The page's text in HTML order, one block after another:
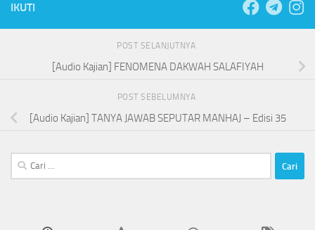
IKUTI
POST SELANJUTNYA
[Audio Kajian] FENOMENA DAKWAH SALAFIYAH
POST SEBELUMNYA
[Audio Kajian] TANYA JAWAB SEPUTAR MANHAJ – Edisi 35
Cari
untuk: